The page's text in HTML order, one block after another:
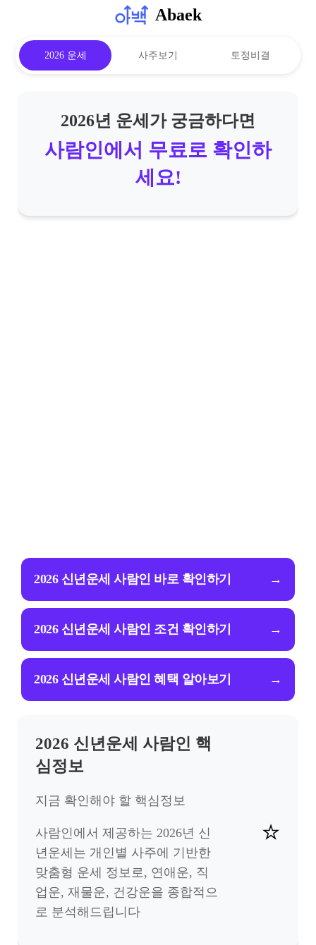
Abaek
2026 운세 사주보기 토정비결
2026년 운세가 궁금하다면
사람인에서 무료로 확인하
세요!
2026 신년운세 사람인 바로 확인하기 →
2026 신년운세 사람인 조건 확인하기 →
2026 신년운세 사람인 혜택 알아보기 →
2026 신년운세 사람인 핵
심정보
지금 확인해야 할 핵심정보
사람인에서 제공하는 2026년 신
년운세는 개인별 사주에 기반한
맞춤형 운세 정보로, 연애운, 직
업운, 재물운, 건강운을 종합적으
로 분석해드립니다
⭐